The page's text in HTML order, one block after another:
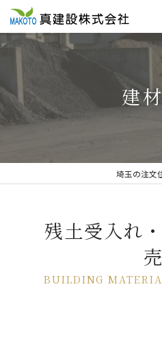
建
埼玉の注文
残土受入れ
売
BUILDING